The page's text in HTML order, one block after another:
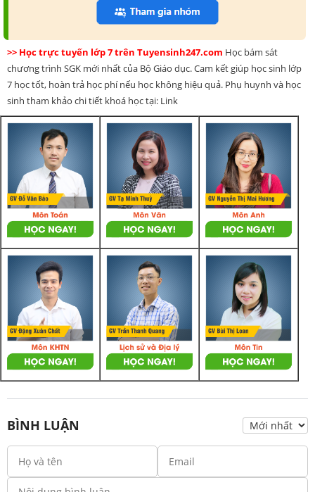
>> Học trực tuyến lớp 7 trên Tuyensinh247.com Học bám sát
chương trình SGK mới nhất của Bộ Giáo dục. Cam kết giúp học sinh lớp
7 học tốt, hoàn trả học phí nếu học không hiệu quả. Phụ huynh và học
sinh tham khảo chi tiết khoá học tại: Link
BÌNH LUẬN